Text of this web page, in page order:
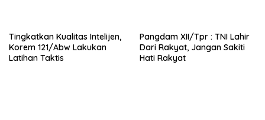
Tingkatkan Kualitas Intelijen,
Korem 121/Abw Lakukan
Latihan Taktis
Pangdam XII/Tpr : TNI Lahir
Dari Rakyat, Jangan Sakiti
Hati Rakyat